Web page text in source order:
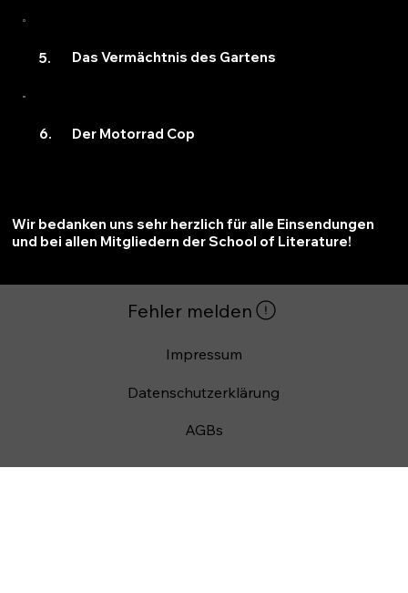
5. Das Vermächtnis des Gartens
6. Der Motorrad Cop
Wir bedanken uns sehr herzlich für alle Einsendungen
und bei allen Mitgliedern der School of Literature!
Impressum
Datenschutzerklärung
AGBs